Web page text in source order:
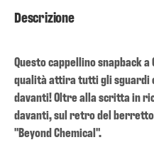
Descrizione
Questo cappellino snapback
qualità attira tutti gli sguardi
davanti! Oltre alla scritta in
davanti, sul retro del
"Beyond Chemical".